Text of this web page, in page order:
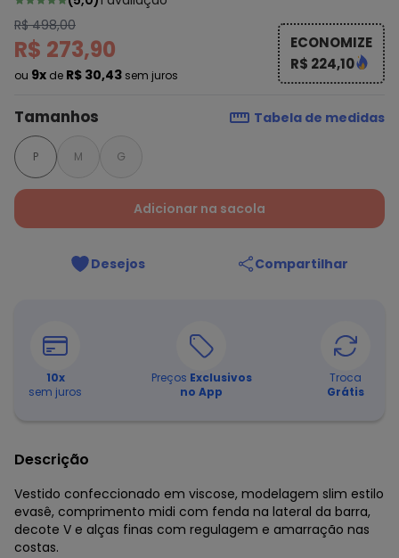
R$ 498,00
R$ 273,90
ou 9x de R$ 30,43 sem juros
ECONOMIZE
R$ 224,10
Tamanhos Tabela de medidas
P M G
Adicionar na sacola
Desejos Compartilhar
10x
sem juros
Preços Exclusivos
no App
Troca
Grátis
Descrição
Vestido confeccionado em viscose, modelagem slim estilo
evasê, comprimento midi com fenda na lateral da barra,
decote V e alças finas com regulagem e amarração nas
costas.